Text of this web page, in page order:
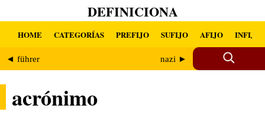
DEFINICIONA
HOME CATEGORÍAS PREFIJO SUFIJO AFIJO INFIJO
◄ führer nazi ►
acrónimo